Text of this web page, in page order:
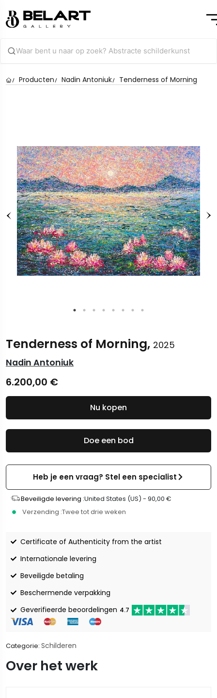
Producten Nadin Antoniuk Tenderness of Morning
Tenderness of Morning, 2025
Nadin Antoniuk
6.200,00 €
Doe een bod
Heb je een vraag? Stel een specialist
Beveiligde levering :United States (US) - 90,00 €
Verzending :Twee tot drie weken
Certificate of Authenticity from the artist
Internationale levering
Beveiligde betaling
Beschermende verpakking
Geverifieerde beoordelingen 4.7
Categorie: Schilderen
Nu kopen
Over het werk